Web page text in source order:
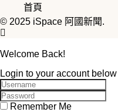
首頁
© 2025 iSpace 阿國新聞.
Welcome Back!
Login to your account below
Remember Me